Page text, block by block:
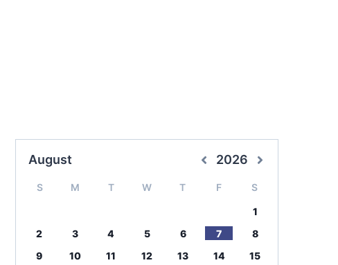
August 2026
S M T W T F S
1
2
3 4 5 6 7
8
9
10 11 12 13 14
15